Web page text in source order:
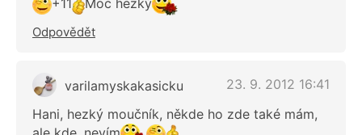
+11 Moc hezký
Odpovědět
varilamyskakasicku
23. 9. 2012 16:41
Hani, hezký moučník, někde ho zde také mám,